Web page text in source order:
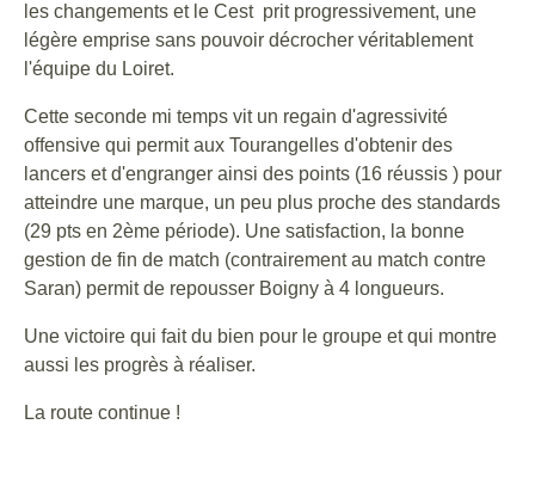
les changements et le Cest prit progressivement, une
légère emprise sans pouvoir décrocher véritablement
l'équipe du Loiret.
Cette seconde mi temps vit un regain d'agressivité
offensive qui permit aux Tourangelles d'obtenir des
lancers et d'engranger ainsi des points (16 réussis ) pour
atteindre une marque, un peu plus proche des standards
(29 pts en 2ème période). Une satisfaction, la bonne
gestion de fin de match (contrairement au match contre
Saran) permit de repousser Boigny à 4 longueurs.
Une victoire qui fait du bien pour le groupe et qui montre
aussi les progrès à réaliser.
La route continue !